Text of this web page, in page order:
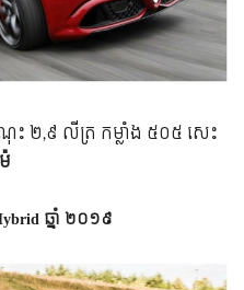
ះ ២,៩ លីត្រ កម្លាំង ៥០៥ សេះ
ឆ្នាំ ២០១៩